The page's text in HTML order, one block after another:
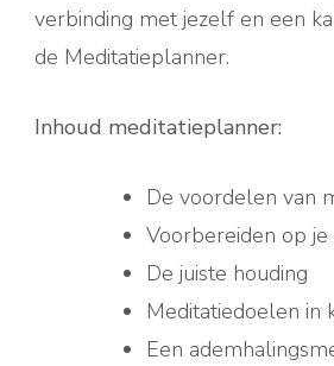
verbinding met jezelf en een
de Meditatieplanner.
Inhoud meditatieplanner:
De voordelen van
Voorbereiden op je
De juiste houding
Meditatiedoelen in
Een